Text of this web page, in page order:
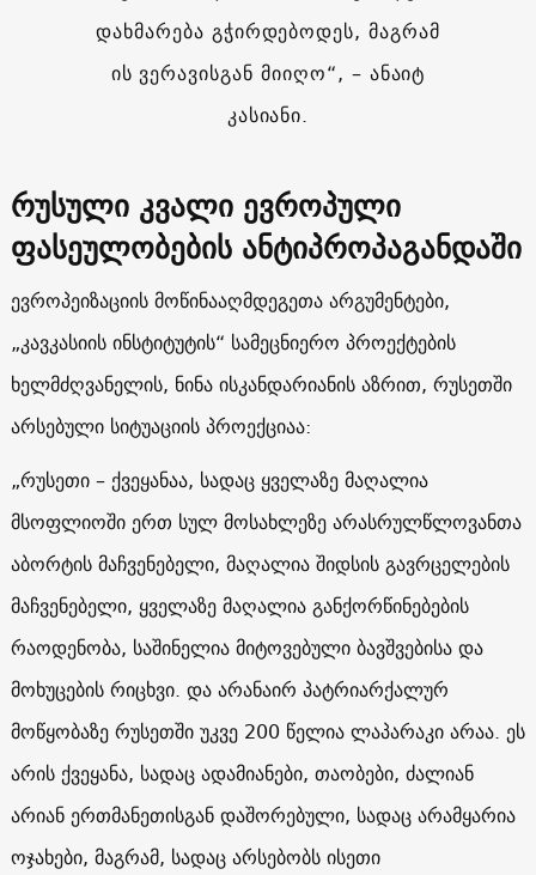
დახმარება გჭირდებოდეს, მაგრამ
ის ვერავისგან მიიღო“, – ანაიტ
კასიანი.
რუსული კვალი ევროპული
ფასეულობების ანტიპროპაგანდაში
ევროპეიზაციის მოწინააღმდეგეთა არგუმენტები,
„კავკასიის ინსტიტუტის“ სამეცნიერო პროექტების
ხელმძღვანელის, ნინა ისკანდარიანის აზრით, რუსეთში
არსებული სიტუაციის პროექციაა:
„რუსეთი – ქვეყანაა, სადაც ყველაზე მაღალია
მსოფლიოში ერთ სულ მოსახლეზე არასრულწლოვანთა
აბორტის მაჩვენებელი, მაღალია შიდსის გავრცელების
მაჩვენებელი, ყველაზე მაღალია განქორწინებების
რაოდენობა, საშინელია მიტოვებული ბავშვებისა და
მოხუცების რიცხვი. და არანაირ პატრიარქალურ
მოწყობაზე რუსეთში უკვე 200 წელია ლაპარაკი არაა. ეს
არის ქვეყანა, სადაც ადამიანები, თაობები, ძალიან
არიან ერთმანეთისგან დაშორებული, სადაც არამყარია
ოჯახები, მაგრამ, სადაც არსებობს ისეთი